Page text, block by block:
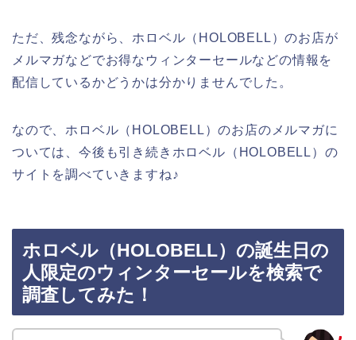
ただ、残念ながら、ホロベル（HOLOBELL）のお店が
メルマガなどでお得なウィンターセールなどの情報を
配信しているかどうかは分かりませんでした。
なので、ホロベル（HOLOBELL）のお店のメルマガに
ついては、今後も引き続きホロベル（HOLOBELL）の
サイトを調べていきますね♪
ホロベル（HOLOBELL）の誕生日の
人限定のウィンターセールを検索で
調査してみた！